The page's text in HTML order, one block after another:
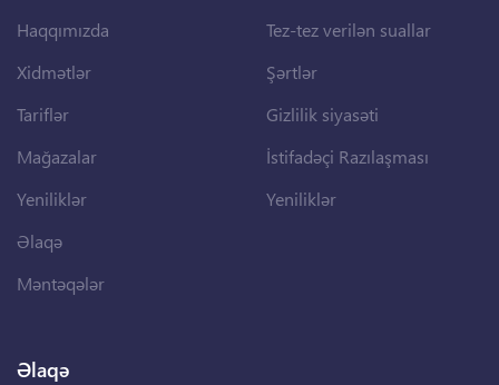
Haqqımızda
Xidmətlər
Tariflər
Mağazalar
Yeniliklər
Əlaqə
Məntəqələr
Tez-tez verilən suallar
Şərtlər
Gizlilik siyasəti
İstifadəçi Razılaşması
Yeniliklər
Əlaqə